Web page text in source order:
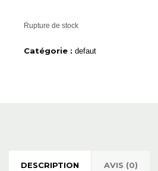
Rupture de stock
Catégorie : defaut
DESCRIPTION AVIS (0)